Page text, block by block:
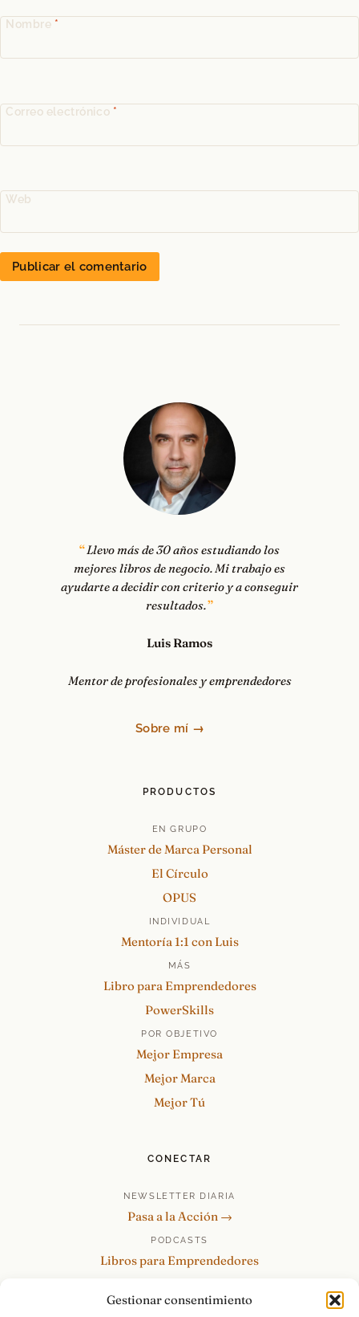
Gestionar consentimiento
Nombre *
Correo electrónico *
Web
Llevo más de 30 años estudiando los
mejores libros de negocio. Mi trabajo es
ayudarte a decidir con criterio y a conseguir
resultados.
Luis Ramos
Mentor de profesionales y emprendedores
Sobre mí →
PRODUCTOS
EN GRUPO
Máster de Marca Personal
El Círculo
OPUS
INDIVIDUAL
Mentoría 1:1 con Luis
MÁS
Libro para Emprendedores
PowerSkills
POR OBJETIVO
Mejor Empresa
Mejor Marca
Mejor Tú
CONECTAR
NEWSLETTER DIARIA
Pasa a la Acción →
PODCASTS
Libros para Emprendedores
re:Invéntate / PowerSkills